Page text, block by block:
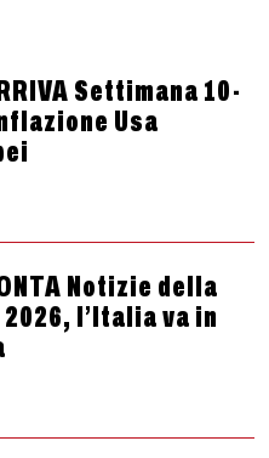
Settimana 10-
Usa
Notizie della
l’Italia va in